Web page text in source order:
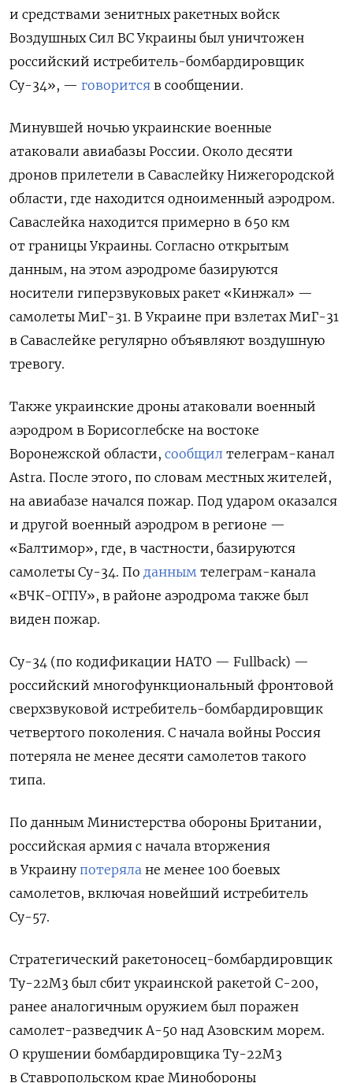
и средствами зенитных ракетных войск
Воздушных Сил ВС Украины был уничтожен
российский истребитель-бомбардировщик
Су-34», — говорится в сообщении.
Минувшей ночью украинские военные
атаковали авиабазы России. Около десяти
дронов прилетели в Саваслейку Нижегородской
области, где находится одноименный аэродром.
Саваслейка находится примерно в 650 км
от границы Украины. Согласно открытым
данным, на этом аэродроме базируются
носители гиперзвуковых ракет «Кинжал» —
самолеты МиГ-31. В Украине при взлетах МиГ-31
в Саваслейке регулярно объявляют воздушную
тревогу.
Также украинские дроны атаковали военный
аэродром в Борисоглебске на востоке
Воронежской области, сообщил телеграм-канал
Astra. После этого, по словам местных жителей,
на авиабазе начался пожар. Под ударом оказался
и другой военный аэродром в регионе —
«Балтимор», где, в частности, базируются
самолеты Су-34. По данным телеграм-канала
«ВЧК-ОГПУ», в районе аэродрома также был
виден пожар.
Су-34 (по кодификации НАТО — Fullback) —
российский многофункциональный фронтовой
сверхзвуковой истребитель-бомбардировщик
четвертого поколения. С начала войны Россия
потеряла не менее десяти самолетов такого
типа.
По данным Министерства обороны Британии,
российская армия с начала вторжения
в Украину потеряла не менее 100 боевых
самолетов, включая новейший истребитель
Су-57.
Стратегический ракетоносец-бомбардировщик
Ту-22М3 был сбит украинской ракетой С-200,
ранее аналогичным оружием был поражен
самолет-разведчик А-50 над Азовским морем.
О крушении бомбардировщика Ту-22М3
в Ставропольском крае Минобороны